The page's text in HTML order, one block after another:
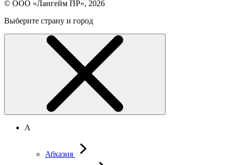
© ООО «Лангейм ПР», 2026
Выберите страну и город
А
Абхазия